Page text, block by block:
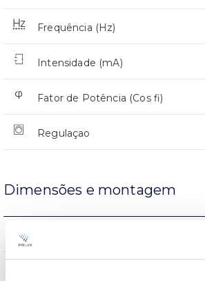
Frequência (Hz)
Intensidade (mA)
Fator de Potência (Cos fi)
Regulaçao
Dimensões e montagem